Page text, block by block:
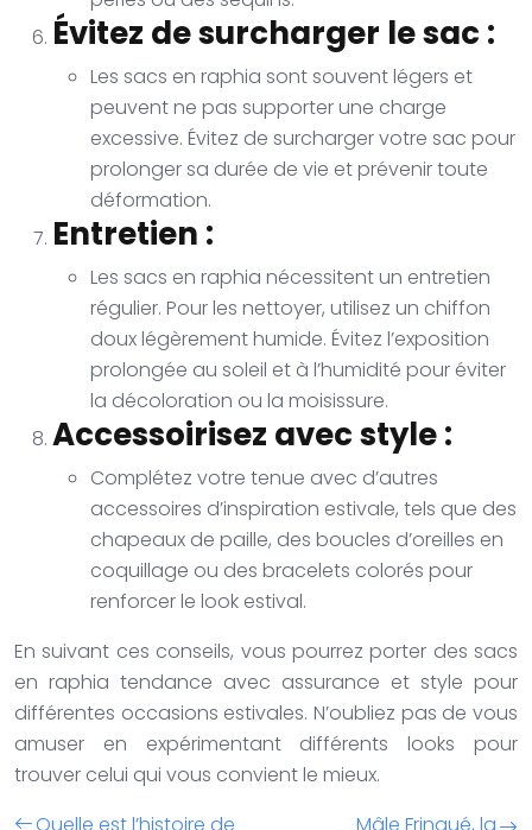
Évitez de surcharger le sac :
Les sacs en raphia sont souvent légers et
peuvent ne pas supporter une charge
excessive. Évitez de surcharger votre sac pour
prolonger sa durée de vie et prévenir toute
déformation.
Entretien :
Les sacs en raphia nécessitent un entretien
régulier. Pour les nettoyer, utilisez un chiffon
doux légèrement humide. Évitez l’exposition
prolongée au soleil et à l’humidité pour éviter
la décoloration ou la moisissure.
Accessoirisez avec style :
Complétez votre tenue avec d’autres
accessoires d’inspiration estivale, tels que des
chapeaux de paille, des boucles d’oreilles en
coquillage ou des bracelets colorés pour
renforcer le look estival.
En suivant ces conseils, vous pourrez porter des sacs
en raphia tendance avec assurance et style pour
différentes occasions estivales. N’oubliez pas de vous
amuser en expérimentant différents looks pour
trouver celui qui vous convient le mieux.